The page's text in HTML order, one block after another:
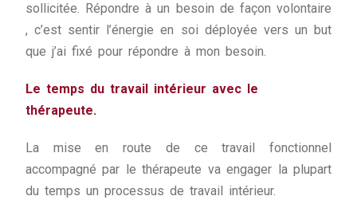
sollicitée. Répondre à un besoin de façon volontaire
, c’est sentir l’énergie en soi déployée vers un but
que j’ai fixé pour répondre à mon besoin.
Le temps du travail intérieur avec le
thérapeute.
La mise en route de ce travail fonctionnel
accompagné par le thérapeute va engager la plupart
du temps un processus de travail intérieur.